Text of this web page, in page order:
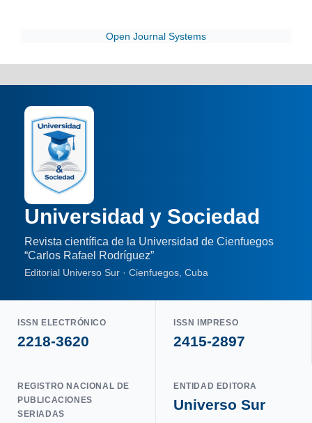
Open Journal Systems
Universidad y Sociedad
Revista científica de la Universidad de Cienfuegos
“Carlos Rafael Rodríguez”
Editorial Universo Sur · Cienfuegos, Cuba
ISSN ELECTRÓNICO
2218-3620
ISSN IMPRESO
2415-2897
REGISTRO NACIONAL DE
PUBLICACIONES
SERIADAS
ENTIDAD EDITORA
Universo Sur